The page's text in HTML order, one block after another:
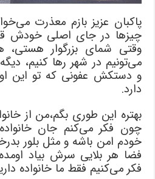
پاکبان عزیز بازم معذرت
چیزها در جای اصلی خودش
وقتی شمای بزرگوار
می‌تونیم در شهر رها کنیم،
و دستکش عفونی که تو این
دارد.
بهتره این طوری بگم،من از
چون فکر می‌کنم جان
خودم امن باشه و مثل بلور
فضا هر بلایی سرش بیاد
فکر می‌کنیم فقط ما خانواده